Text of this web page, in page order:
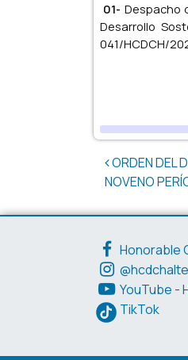
01- Despacho
Desarrollo
041/HCDCH/
Post
ORDEN DEL
NOVENO
Enlaces de
Honorable
YouTube -
TikTok